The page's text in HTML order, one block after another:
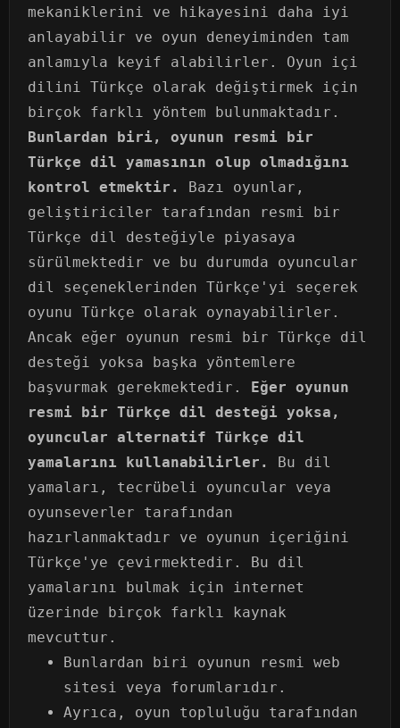
mekaniklerini ve hikayesini daha iyi
anlayabilir ve oyun deneyiminden tam
anlamıyla keyif alabilirler. Oyun içi
dilini Türkçe olarak değiştirmek için
birçok farklı yöntem bulunmaktadır.
Bunlardan biri, oyunun resmi bir
Türkçe dil yamasının olup olmadığını
kontrol etmektir.
Bazı oyunlar,
geliştiriciler tarafından resmi bir
Türkçe dil desteğiyle piyasaya
sürülmektedir ve bu durumda oyuncular
dil seçeneklerinden Türkçe'yi seçerek
oyunu Türkçe olarak oynayabilirler.
Ancak eğer oyunun resmi bir Türkçe dil
desteği yoksa başka yöntemlere
başvurmak gerekmektedir. Eğer oyunun
resmi bir Türkçe dil desteği yoksa,
oyuncular alternatif Türkçe dil
yamalarını kullanabilirler.
Bu dil
yamaları, tecrübeli oyuncular veya
oyunseverler tarafından
hazırlanmaktadır ve oyunun içeriğini
Türkçe'ye çevirmektedir. Bu dil
yamalarını bulmak için internet
üzerinde birçok farklı kaynak
mevcuttur.
Bunlardan biri oyunun resmi web
sitesi veya forumlarıdır.
Ayrıca, oyun topluluğu tarafından